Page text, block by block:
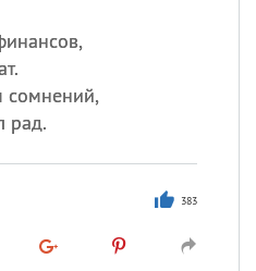
сомнений,
рад.
383